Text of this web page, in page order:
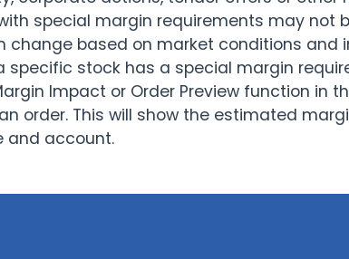
special margin requirements may not
change based on market conditions and
specific stock has a special margin
Impact or Order Preview function in
order. This will show the estimated
and account.